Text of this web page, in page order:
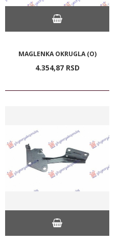
MAGLENKA OKRUGLA (O)
4.354,87 RSD